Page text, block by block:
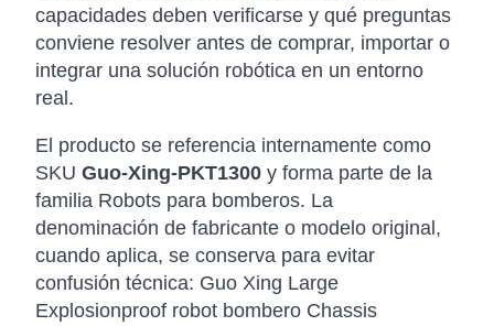
capacidades deben verificarse y qué preguntas
conviene resolver antes de comprar, importar o
integrar una solución robótica en un entorno
real.
El producto se referencia internamente como
SKU Guo-Xing-PKT1300 y forma parte de la
familia Robots para bomberos. La
denominación de fabricante o modelo original,
cuando aplica, se conserva para evitar
confusión técnica: Guo Xing Large
Explosionproof robot bombero Chassis